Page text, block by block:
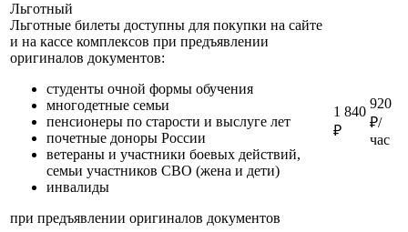
Льготный
Льготные билеты доступны для покупки на сайте
и на кассе комплексов при предъявлении
оригиналов документов:
студенты очной формы обучения
многодетные семьи
пенсионеры по старости и выслуге лет
почетные доноры России
ветераны и участники боевых действий,
семьи участников СВО (жена и дети)
инвалиды
при предъявлении оригиналов документов
1 840
₽
920
₽/
час